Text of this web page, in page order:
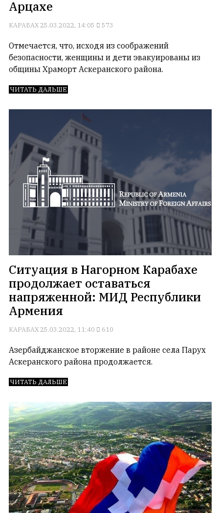
Арцахе
КАРАБАХ25.03.2022, 14:05 573
Отмечается, что, исходя из соображений
безопасности, женщины и дети эвакуированы из
общины Храморт Аскеранского района.
ЧИТАТЬ ДАЛЬШЕ
Ситуация в Нагорном Карабахе
продолжает оставаться
напряженной: МИД Республики
Армения
КАРАБАХ25.03.2022, 11:40 610
Азербайджанское вторжение в районе села Парух
Аскеранского района продолжается.
ЧИТАТЬ ДАЛЬШЕ